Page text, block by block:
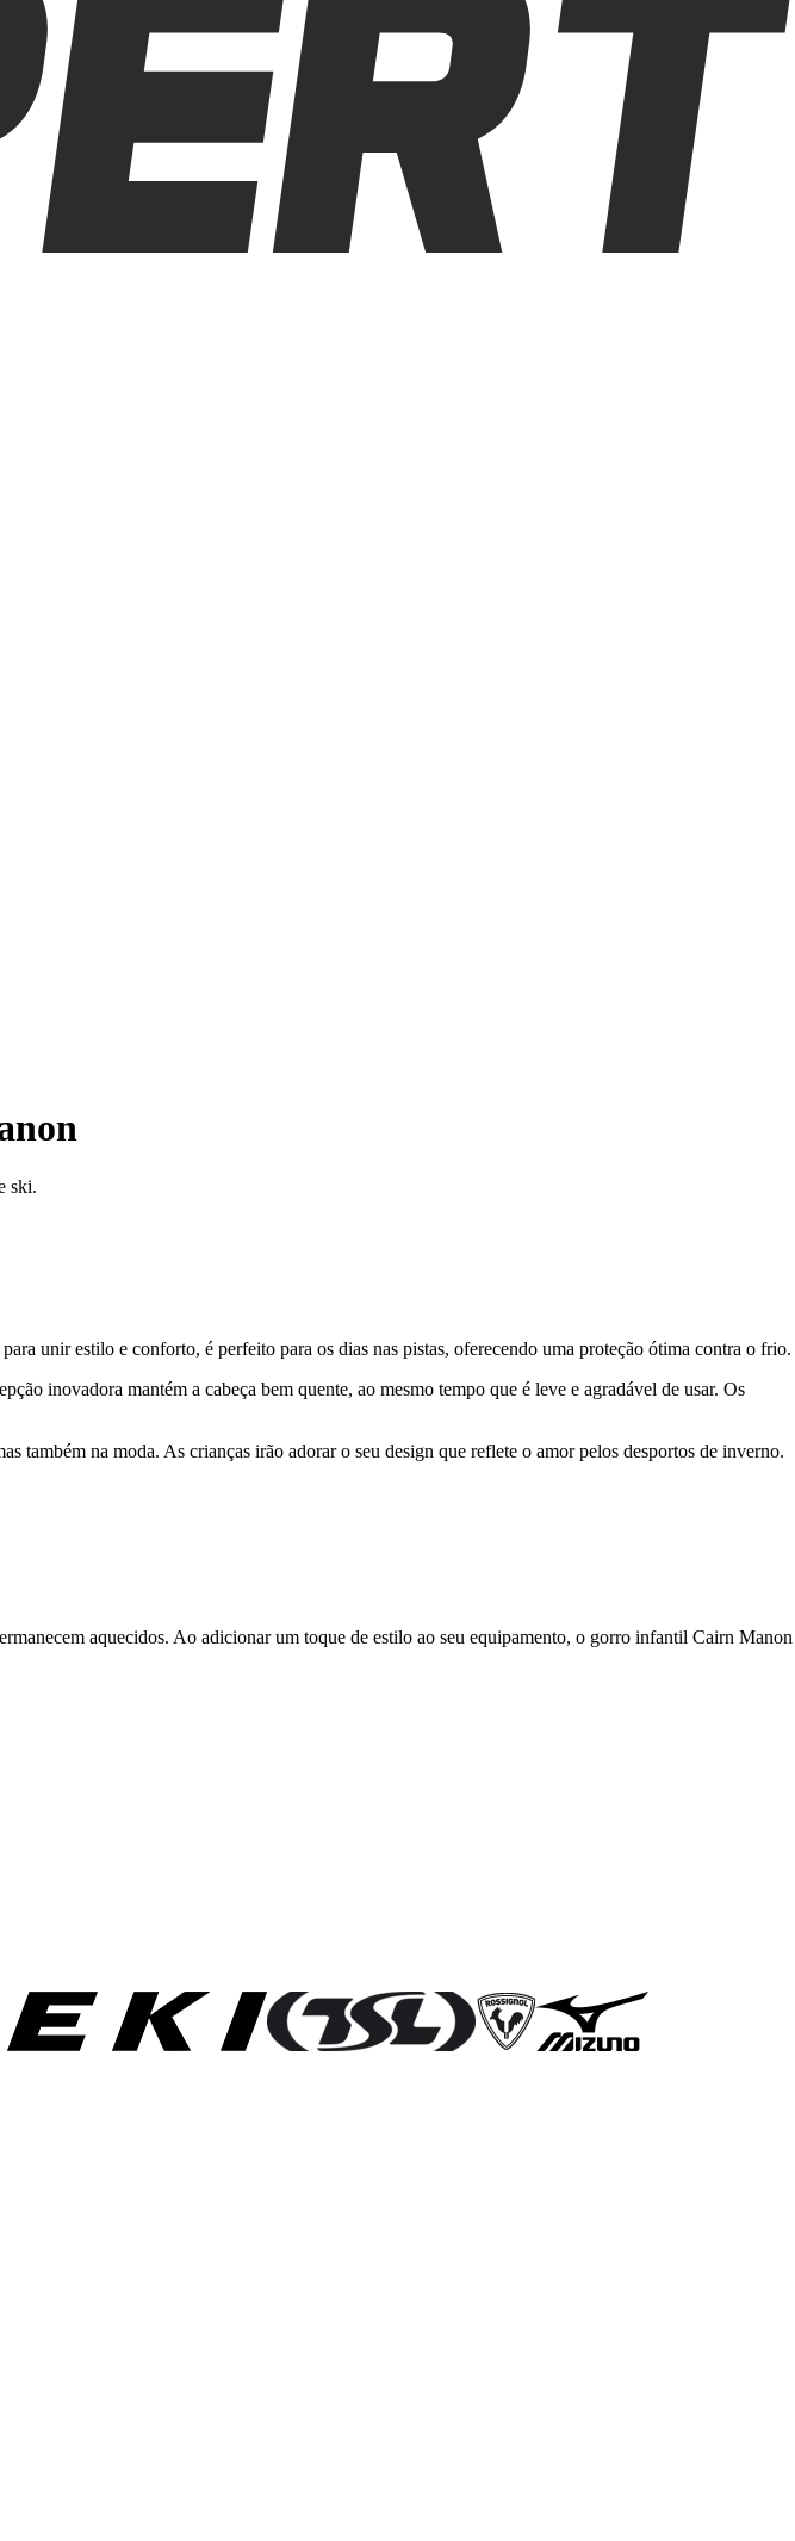
ski.
unir estilo e conforto, é perfeito para os dias nas pistas, oferecendo uma proteção ótima contra o frio.
inovadora mantém a cabeça bem quente, ao mesmo tempo que é leve e agradável de usar. Os
também na moda. As crianças irão adorar o seu design que reflete o amor pelos desportos de inverno.
aquecidos. Ao adicionar um toque de estilo ao seu equipamento, o gorro infantil Cairn Manon